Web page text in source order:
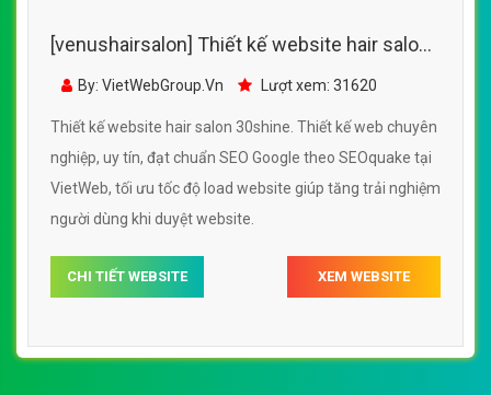
[venushairsalon] Thiết kế website hair salon
30shine đẹp, chuyên nghiệp chuẩn SEO
By: VietWebGroup.Vn Lượt xem: 31620
Thiết kế website hair salon 30shine. Thiết kế web chuyên
nghiệp, uy tín, đạt chuẩn SEO Google theo SEOquake tại
VietWeb, tối ưu tốc độ load website giúp tăng trải nghiệm
người dùng khi duyệt website.
CHI TIẾT WEBSITE XEM WEBSITE